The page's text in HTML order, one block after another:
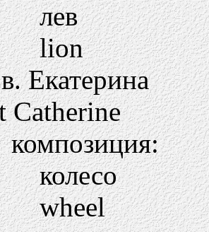
лев
lion
Екатерина
Catherine
композиция:
колесо
wheel